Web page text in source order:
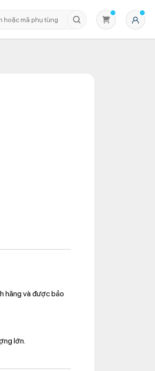
hãng và được bảo
lớn.